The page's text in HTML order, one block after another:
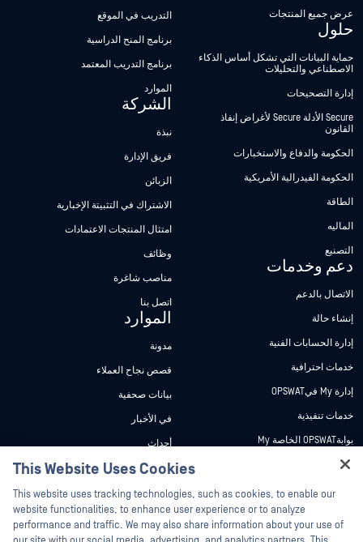
عرض جميع المنتجات
حلول
حماية البيانات التي تشكل أساس الذكاء
الاصطناعي والتحليلات
إدارة التصحيحات
Secure الأدلة Secure لأغراض إنفاذ
القانون
الحكومة والدفاع والاستخبارات
الحكومة الفيدرالية الأمريكية
الطاقة
الماليه
التصنيع
دعم وخدمات
الاتصال بالدعم
إنشاء حالة
إدارة الحسابات الفنية
خدمات احترافية
إدارة My فيOPSWAT
خدمات تنفيذية
بوابةOPSWAT الخاصة My
وثائق تقنية
دورات تدريبية
برنامج الثغرات الأمنية
الشركاء
التدريب في الموقع
برنامج المنح الدراسية
برنامج التدريب المعتمد
الموارد
الشركة
نبذة
فريق الإدارة
الزبائن
الاشتراك في التثبيتة الإخبارية
امتثال المنتجات الاعتمادات
وظائف
مناصب شاغرة
اتصل بنا
الموارد
مدونة
قصص نجاح العملاء
بيانات صحفية
في الأخبار
أحداث
ندوات عبر الإنترنت
أوراق البيانات
مستندات تقنية
This Website Uses Cookies
This website uses tracking technologies, such as cookies, to enable our
website functionalities, to enhance user experience or to analyze
performance and traffic. We may also share information about your use of
Hey there!
I'm Ozzy, your OPSWAT virtual assistant.
How can I help you secure what's critical